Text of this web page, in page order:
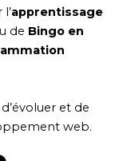
apprentissage
de Bingo en
et de
web.